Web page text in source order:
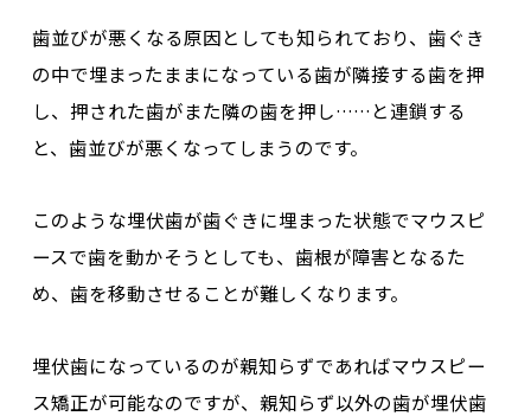
歯並びが悪くなる原因としても知られており、歯ぐき
の中で埋まったままになっている歯が隣接する歯を押
し、押された歯がまた隣の歯を押し……と連鎖する
と、歯並びが悪くなってしまうのです。
このような埋伏歯が歯ぐきに埋まった状態でマウスピ
ースで歯を動かそうとしても、歯根が障害となるた
め、歯を移動させることが難しくなります。
埋伏歯になっているのが親知らずであればマウスピー
ス矯正が可能なのですが、親知らず以外の歯が埋伏歯